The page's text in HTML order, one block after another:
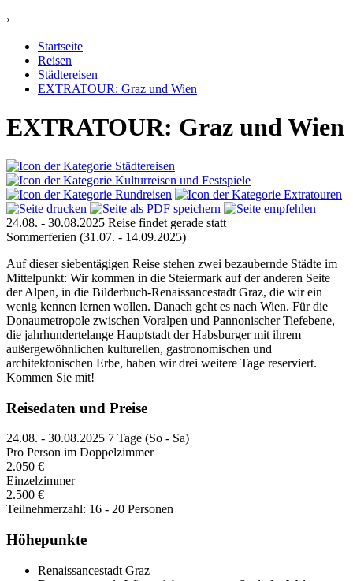
›
Startseite
Reisen
Städtereisen
EXTRATOUR: Graz und Wien
EXTRATOUR: Graz und Wien
24.08. - 30.08.2025 Reise findet gerade statt
Sommerferien (31.07. - 14.09.2025)
Auf dieser siebentägigen Reise stehen zwei bezaubernde Städte im
Mittelpunkt: Wir kommen in die Steiermark auf der anderen Seite
der Alpen, in die Bilderbuch-Renaissancestadt Graz, die wir ein
wenig kennen lernen wollen. Danach geht es nach Wien. Für die
Donaumetropole zwischen Voralpen und Pannonischer Tiefebene,
die jahrhundertelange Hauptstadt der Habsburger mit ihrem
außergewöhnlichen kulturellen, gastronomischen und
architektonischen Erbe, haben wir drei weitere Tage reserviert.
Kommen Sie mit!
Reisedaten und Preise
24.08. - 30.08.2025 7 Tage (So - Sa)
Pro Person im Doppelzimmer
2.050 €
Einzelzimmer
2.500 €
Teilnehmerzahl: 16 - 20 Personen
Höhepunkte
Renaissancestadt Graz